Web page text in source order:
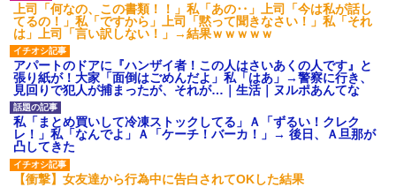
上司「何なの、この書類！！」私「あの‥」上司「今は私が話し
てるの！」私「ですから」上司「黙って聞きなさい！」私「それ
は」上司「言い訳しない！」→結果ｗｗｗｗｗ
アパートのドアに『ハンザイ者！この人はさいあくの人です』と
張り紙が！大家「面倒はごめんだよ」私「はあ」→警察に行き、
見回りで犯人が捕まったが、それが…｜生活｜ヌルポあんてな
私「まとめ買いして冷凍ストックしてる」Ａ「ずるい！クレク
レ！」私「なんでよ」Ａ「ケーチ！バーカ！」→ 後日、Ａ旦那が
凸してきた
【衝撃】女友達から行為中に告白されてOKした結果